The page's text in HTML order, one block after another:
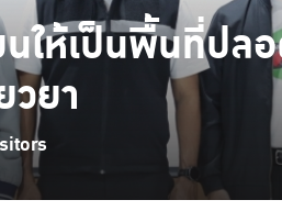
นให้เป็นพื้นที่ป
ยา